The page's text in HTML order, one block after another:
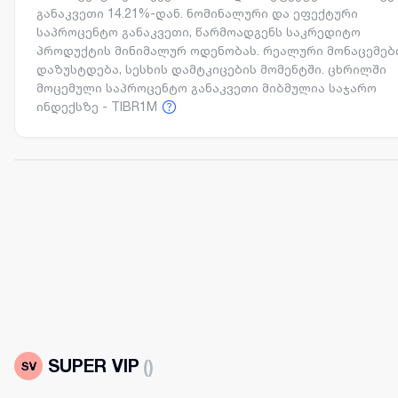
განაკვეთი 14.21%-დან. ნომინალური და ეფექტური
საპროცენტო განაკვეთი, წარმოადგენს საკრედიტო
პროდუქტის მინიმალურ ოდენობას. რეალური
დაზუსტდება, სესხის დამტკიცების მომენტში. ცხრილში
მოცემული საპროცენტო განაკვეთი მიბმულია საჯარო
ინდექსზე - TIBR1M
SUPER VIP ()